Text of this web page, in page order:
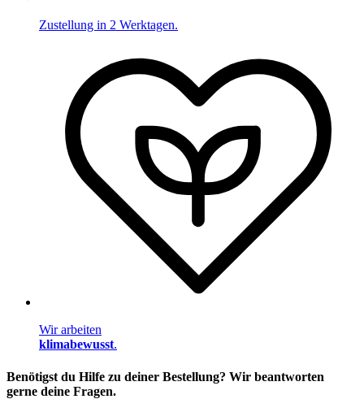
Zustellung in 2 Werktagen.
Wir arbeiten
klimabewusst.
Benötigst du Hilfe zu deiner Bestellung? Wir beantworten
gerne deine Fragen.